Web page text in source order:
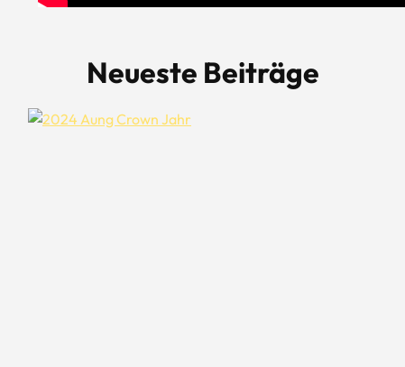
Neueste Beiträge